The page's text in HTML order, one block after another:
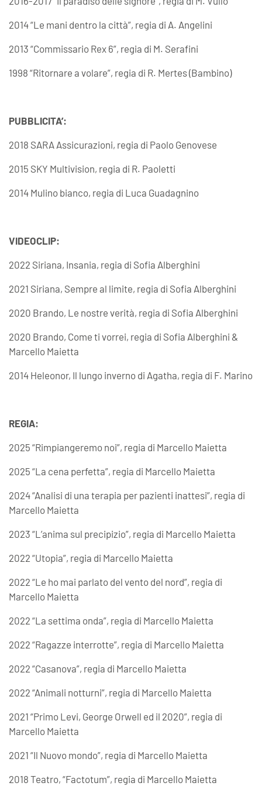
2014 “Le mani dentro la città”, regia di A. Angelini
2013 “Commissario Rex 6”, regia di M. Serafini
1998 “Ritornare a volare”, regia di R. Mertes (Bambino)
PUBBLICITA’:
2018 SARA Assicurazioni, regia di Paolo Genovese
2015 SKY Multivision, regia di R. Paoletti
2014 Mulino bianco, regia di Luca Guadagnino
VIDEOCLIP:
2022 Siriana, Insania, regia di Sofia Alberghini
2021 Siriana, Sempre al limite, regia di Sofia Alberghini
2020 Brando, Le nostre verità, regia di Sofia Alberghini
2020 Brando, Come ti vorrei, regia di Sofia Alberghini &
Marcello Maietta
2014 Heleonor, Il lungo inverno di Agatha, regia di F. Marino
REGIA:
2025 “Rimpiangeremo noi”, regia di Marcello Maietta
2025 “La cena perfetta”, regia di Marcello Maietta
2024 “Analisi di una terapia per pazienti inattesi”, regia di
Marcello Maietta
2023 “L’anima sul precipizio”, regia di Marcello Maietta
2022 “Utopia”, regia di Marcello Maietta
2022 “Le ho mai parlato del vento del nord”, regia di
Marcello Maietta
2022 “La settima onda”, regia di Marcello Maietta
2022 “Ragazze interrotte”, regia di Marcello Maietta
2022 “Casanova”, regia di Marcello Maietta
2022 “Animali notturni”, regia di Marcello Maietta
2021 “Primo Levi, George Orwell ed il 2020”, regia di
Marcello Maietta
2021 “Il Nuovo mondo”, regia di Marcello Maietta
2018 Teatro, “Factotum”, regia di Marcello Maietta